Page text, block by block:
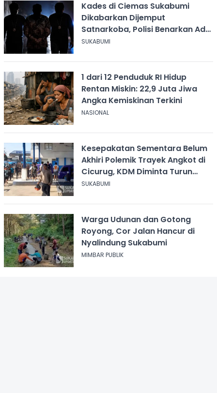
Kades di Ciemas Sukabumi
Dikabarkan Dijemput
Satnarkoba, Polisi Benarkan Ada
Penindakan
SUKABUMI
1 dari 12 Penduduk RI Hidup
Rentan Miskin: 22,9 Juta Jiwa
Angka Kemiskinan Terkini
NASIONAL
Kesepakatan Sementara Belum
Akhiri Polemik Trayek Angkot di
Cicurug, KDM Diminta Turun
Tangan
SUKABUMI
Warga Udunan dan Gotong
Royong, Cor Jalan Hancur di
Nyalindung Sukabumi
MIMBAR PUBLIK